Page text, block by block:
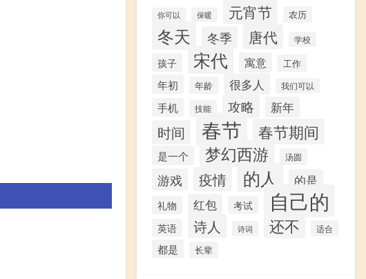
你可以 保暖 元宵节 农历
冬天 冬季 唐代 学校
孩子 宋代 寓意 工作
年初 年龄 很多人 我们可以
手机 技能 攻略 新年
时间 春节 春节期间
是一个 梦幻西游 汤圆
游戏 疫情 的人 的是
礼物 红包 考试 自己的
英语 诗人 诗词 还不 适合
都是 长辈